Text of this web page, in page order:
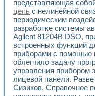
Об опыте
Технологии
Система
Партнеры
Академические
Учебные
Бизнес
представляющая
цепь с нелинейной
периодическим
разработке системы
Agilent 81204B DSO,
встроенных функций
приборами с помощью
облегчило задачу
управления прибором
лицевой панели.
Сизиков, Справочное